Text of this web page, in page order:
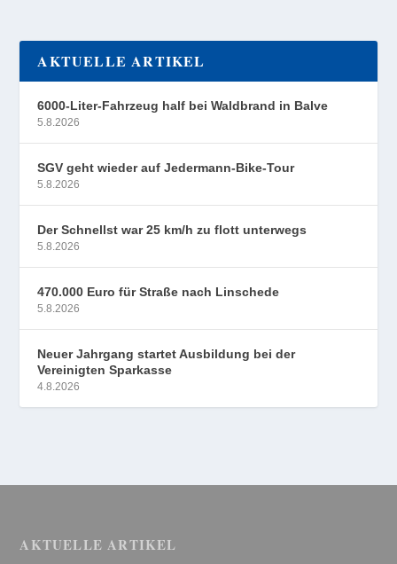
AKTUELLE ARTIKEL
6000-Liter-Fahrzeug half bei Waldbrand in Balve
5.8.2026
SGV geht wieder auf Jedermann-Bike-Tour
5.8.2026
Der Schnellst war 25 km/h zu flott unterwegs
5.8.2026
470.000 Euro für Straße nach Linschede
5.8.2026
Neuer Jahrgang startet Ausbildung bei der
Vereinigten Sparkasse
4.8.2026
AKTUELLE ARTIKEL